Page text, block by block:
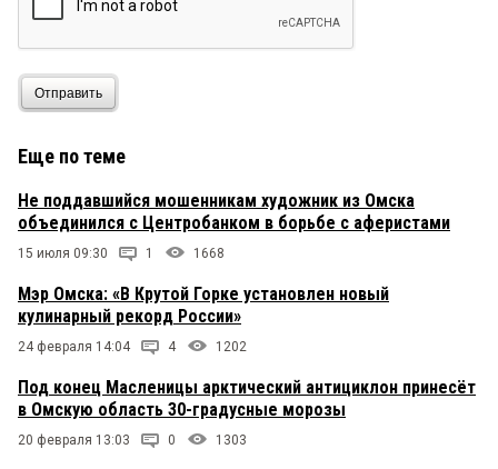
Отправить
Еще по теме
Не поддавшийся мошенникам художник из Омска
объединился с Центробанком в борьбе с аферистами
15 июля 09:30 1 1668
Мэр Омска: «В Крутой Горке установлен новый
кулинарный рекорд России»
24 февраля 14:04 4 1202
Под конец Масленицы арктический антициклон принесёт
в Омскую область 30-градусные морозы
20 февраля 13:03 0 1303